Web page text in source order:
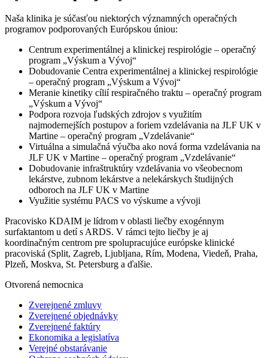
Naša klinika je súčasťou niektorých významných operačných
programov podporovaných Európskou úniou:
Centrum experimentálnej a klinickej respirológie – operačný
program „Výskum a Vývoj“
Dobudovanie Centra experimentálnej a klinickej respirológie
– operačný program „Výskum a Vývoj“
Meranie kinetiky cílií respiračného traktu – operačný program
„Výskum a Vývoj“
Podpora rozvoja ľudských zdrojov s využitím
najmodernejších postupov a foriem vzdelávania na JLF UK v
Martine – operačný program „Vzdelávanie“
Virtuálna a simulačná výučba ako nová forma vzdelávania na
JLF UK v Martine – operačný program „Vzdelávanie“
Dobudovanie infraštruktúry vzdelávania vo všeobecnom
lekárstve, zubnom lekárstve a nelekárskych študijných
odboroch na JLF UK v Martine
Využitie systému PACS vo výskume a vývoji
Pracovisko KDAIM je lídrom v oblasti liečby exogénnym
surfaktantom u detí s ARDS. V rámci tejto liečby je aj
koordinačným centrom pre spolupracujúce európske klinické
pracoviská (Split, Zagreb, Ljubljana, Rím, Modena, Viedeň, Praha,
Plzeň, Moskva, St. Petersburg a ďalšie.
Otvorená nemocnica
Zverejnené zmluvy
Zverejnené objednávky
Zverejnené faktúry
Ekonomika a legislatíva
Verejné obstarávanie